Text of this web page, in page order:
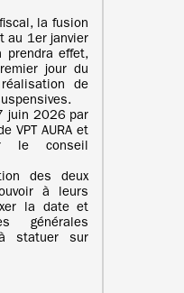
la fusion
au 1er janvier
prendra effet,
jour du
de
juin 2026 par
VPT AURA et
le conseil
des deux
à leurs
la date et
générales
statuer sur